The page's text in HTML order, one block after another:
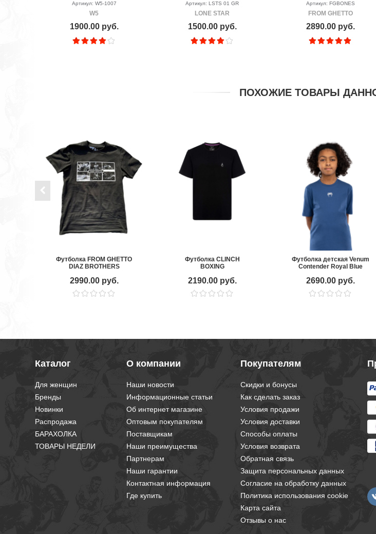
Артикул: W5-1007
W5
1900.00 руб.
Артикул: LSTS 01 GR
LONE STAR
1500.00 руб.
Артикул: FGBONES
FROM GHETTO
2890.00 руб.
ПОХОЖИЕ ТОВАРЫ
Футболка FROM GHETTO
DIAZ BROTHERS
2990.00 руб.
Футболка CLINCH
BOXING
2190.00 руб.
Футболка детская Venum
Contender Royal Blue
2690.00 руб.
Каталог
Для женщин
Бренды
Новинки
Распродажа
БАРАХОЛКА
ТОВАРЫ НЕДЕЛИ
О компании
Наши новости
Информационные статьи
Об интернет магазине
Оптовым покупателям
Поставщикам
Наши преимущества
Партнерам
Наши гарантии
Контактная информация
Где купить
Покупателям
Скидки и бонусы
Как сделать заказ
Условия продажи
Условия доставки
Способы оплаты
Условия возврата
Обратная связь
Защита персональных данных
Согласие на обработку данных
Политика использования cookie
Карта сайта
Отзывы о нас